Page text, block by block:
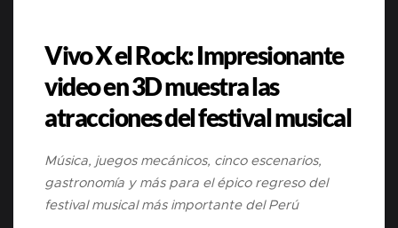
Vivo X el Rock: Impresionante
video en 3D muestra las
atracciones del festival musical
Música, juegos mecánicos, cinco escenarios,
gastronomía y más para el épico regreso del
festival musical más importante del Perú